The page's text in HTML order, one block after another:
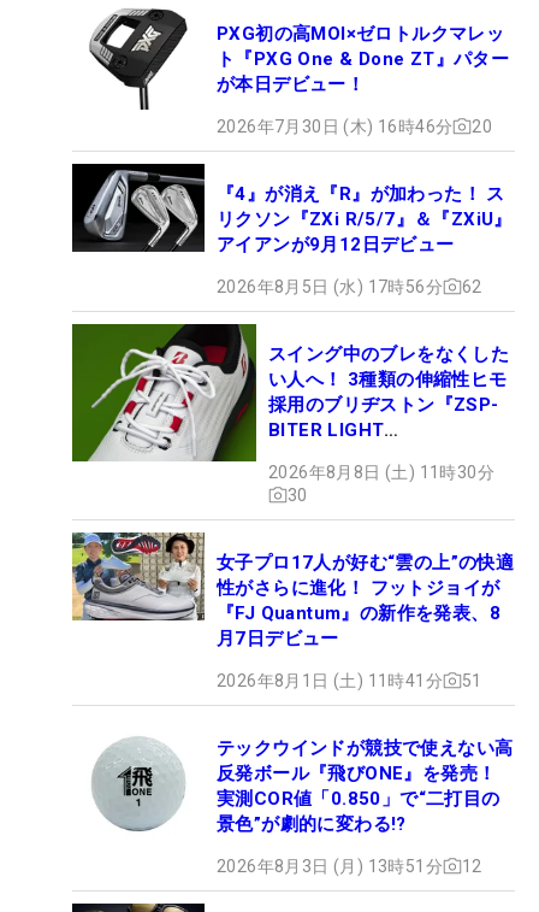
PXG初の高MOI×ゼロトルクマレッ
ト『PXG One & Done ZT』パター
が本日デビュー！
2026年7月30日 (木) 16時46分 20
『4』が消え『R』が加わった！ ス
リクソン『ZXi R/5/7』＆『ZXiU』
アイアンが9月12日デビュー
2026年8月5日 (水) 17時56分 62
スイング中のブレをなくした
い人へ！ 3種類の伸縮性ヒモ
採用のブリヂストン『ZSP-
BITER LIGHT
ュー
2026年8月8日 (土) 11時30分
30
女子プロ17人が好む“雲の上”の快適
性がさらに進化！ フットジョイが
『FJ Quantum』の新作を発表、8
月7日デビュー
2026年8月1日 (土) 11時41分 51
テックウインドが競技で使えない高
反発ボール『飛びONE』を発売！
実測COR値「0.850」で“二打目の
景色”が劇的に変わる!?
2026年8月3日 (月) 13時51分 12